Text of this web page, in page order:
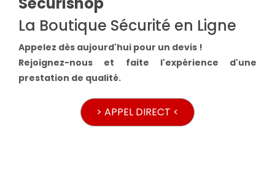
La Boutique Sécurité en Ligne
Appelez dès aujourd'hui pour un devis !
Rejoignez-nous et faite l'expérience d'une
prestation de qualité.
> APPEL DIRECT <